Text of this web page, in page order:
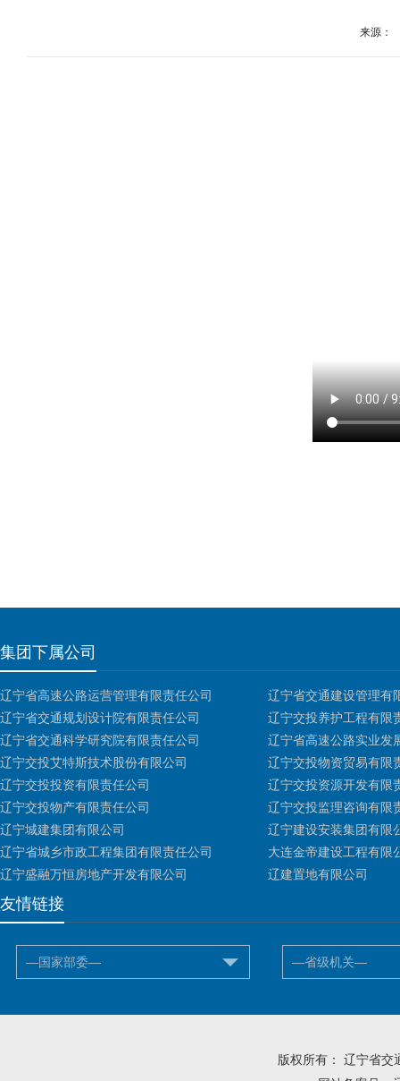
来源：
集团下属公司
辽宁省高速公路运营管理有限责任公司
辽宁省交通建设管理有
辽宁省交通规划设计院有限责任公司
辽宁交投养护工程有限
辽宁省交通科学研究院有限责任公司
辽宁省高速公路实业发
辽宁交投艾特斯技术股份有限公司
辽宁交投物资贸易有限
辽宁交投投资有限责任公司
辽宁交投资源开发有限
辽宁交投物产有限责任公司
辽宁交投监理咨询有限
辽宁城建集团有限公司
辽宁建设安装集团有限
辽宁省城乡市政工程集团有限责任公司
大连金帝建设工程有限
辽宁盛融万恒房地产开发有限公司
辽建置地有限公司
友情链接
—国家部委— —省级机关—
版权所有： 辽宁省